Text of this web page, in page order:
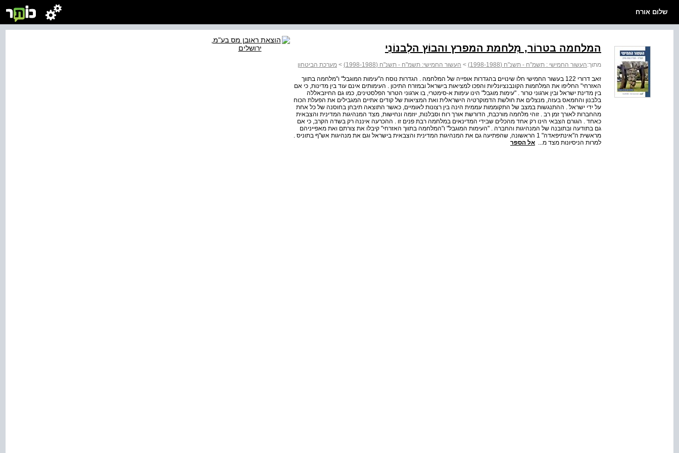
שלום אורח
המלחמה בטרוֹר, מִלחמת המפרץ והבוֹץ הלְבנוֹנִי
מתוך:העשור החמישי : תשמ"ח - תשנ"ח (1998-1988) > העשור החמישי: תשמ"ח - תשנ"ח (1998-1988) > מערכת הביטחון
זאב דרורי 122 בעשור החמישי חלו שינויים בהגדרות אופייה של המלחמה . הגדרות נוסח ה"עימות המוגבל" ו"מלחמה בתווך
האזרחי" החליפו את המלחמות הקונבנציונליות והפכו למציאות בישראל ובמזרח התיכון . העימותים אינם עוד בין מדינות, כי אם
בין מדינת ישראל ובין ארגוני טרור . "עימות מוגבל" הינו עימות א-סימטרי, בו ארגוני הטרור הפלסטינים, כמו גם החיזבאללה
בלבנון והחמאס בעזה, מנצלים את חולשת הדמוקרטיה הישראלית ואת המציאות של קודים אתיים המגבילים את הפעלת הכוח
על ידי ישראל . ההתנגשות במצב של התקוממות עממית הינה בין רצונות לאומיים, כאשר התוצאה תיבחן בחוסנה של כל אחת
מהחברות לאורך זמן רב . זוהי מלחמה מורכבת, הדורשת אורך רוח וסבלנות, יוזמה ונחישות, מצד המנהיגות המדינית והצבאית
כאחד . הגורם הצבאי הינו רק אחד מהכלים שבידי המדינאים במלחמה רבת פנים זו . ההכרעה איננה רק בשדה הקרב, כי אם
גם בתודעה ובתובנה של המנהיגות והחברה . "העימות המוגבל" ו"המלחמה בתווך האזרחי" קיבלו את צורתם ואת מאפייניהם
מראשית ה"אינתיפאדה" 1 הראשונה, שהפתיעה גם את המנהיגות המדינית והצבאית בישראל וגם את מנהיגות אש"ף בתוניס .
למרות הניסיונות מצד מ... אל הספר